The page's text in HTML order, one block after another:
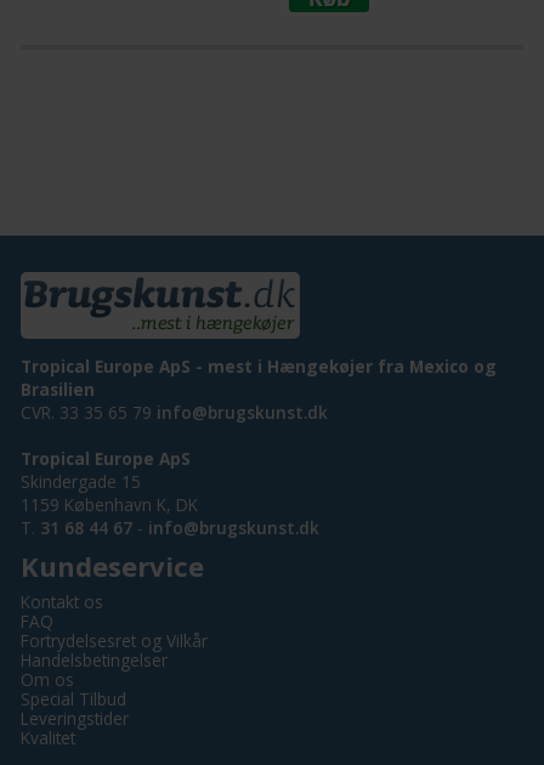
Tropical Europe ApS - mest i Hængekøjer fra Mexico og
Brasilien
CVR. 33 35 65 79 info@brugskunst.dk
Tropical Europe ApS
Skindergade 15
1159 København K, DK
T. 31 68 44 67 - info@brugskunst.dk
Kundeservice
Kontakt os
FAQ
Fortrydelsesret og Vilkår
Handelsbetingelser
Om os
Special Tilbud
Leveringstider
Kvalitet